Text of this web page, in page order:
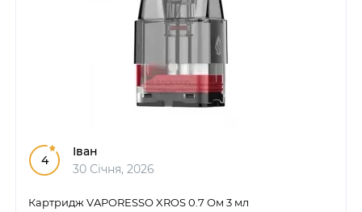
4
Іван
30 Січня, 2026
Картридж VAPORESSO XROS 0.7 Ом 3 мл